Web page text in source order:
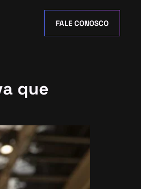
FALE CONOSCO
que